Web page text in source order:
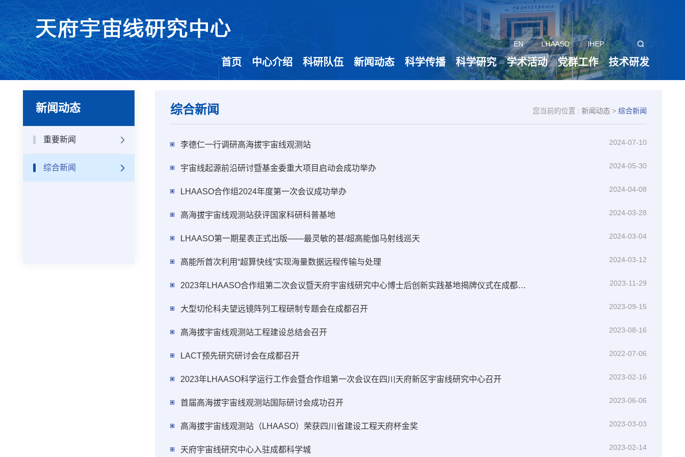
IHEP
LHAASO
EN
首页 中心介绍 科研队伍 新闻动态 科学传播 科学研究 学术活动 党群工作 技术研发
新闻动态
重要新闻
综合新闻
综合新闻 您当前的位置 : 新闻动态> 综合新闻
李德仁一行调研高海拔宇宙线观测站 2024-07-10
宇宙线起源前沿研讨暨基金委重大项目启动会成功举办 2024-05-30
LHAASO合作组2024年度第一次会议成功举办 2024-04-08
高海拔宇宙线观测站获评国家科研科普基地 2024-03-28
LHAASO第一期星表正式出版——最灵敏的甚/超高能伽马射线巡天 2024-03-04
高能所首次利用“超算快线”实现海量数据远程传输与处理 2024-03-12
2023年LHAASO合作组第二次会议暨天府宇宙线研究中心博士后创新实践基地揭牌仪式在成都科学城召开 2023-11-29
大型切伦科夫望远镜阵列工程研制专题会在成都召开 2023-09-15
高海拔宇宙线观测站工程建设总结会召开 2023-08-16
LACT预先研究研讨会在成都召开 2022-07-06
2023年LHAASO科学运行工作会暨合作组第一次会议在四川天府新区宇宙线研究中心召开 2023-02-16
首届高海拔宇宙线观测站国际研讨会成功召开 2023-06-06
高海拔宇宙线观测站（LHAASO）荣获四川省建设工程天府杯金奖 2023-03-03
天府宇宙线研究中心入驻成都科学城 2023-02-14